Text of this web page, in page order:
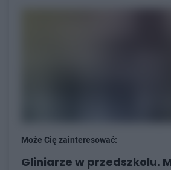
Może Cię zainteresować:
Gliniarze w przedszkolu.